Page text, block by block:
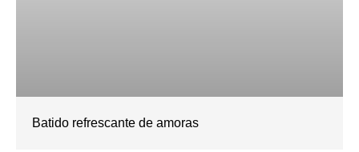
Batido refrescante de amoras